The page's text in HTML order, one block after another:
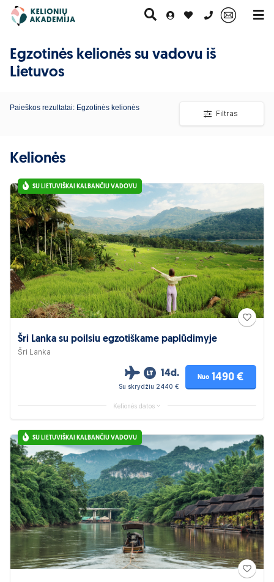
0 700 11007
Egzotinės kelionės su vadovu iš
Lietuvos
Paieškos rezultatai: Egzotinės kelionės
Filtras
Kelionės
SU LIETUVIŠKAI KALBANČIU VADOVU
Šri Lanka su poilsiu egzotiškame paplūdimyje
Šri Lanka
14d.
Su skrydžiu 2440 €
Nuo 1490 €
Kelionės datos
SU LIETUVIŠKAI KALBANČIU VADOVU